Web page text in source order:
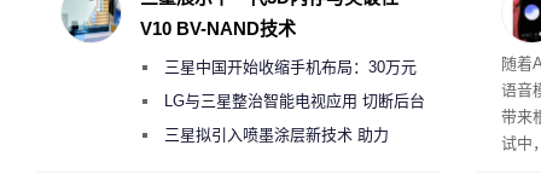
理”
随着
语音
带来
试中
V10 BV-NAND技术
三星中国开始收缩手机布局：30万元
月销售额不达标门店 将被逐步清退
LG与三星整治智能电视应用 切断后台
偷偷共享带宽的违规行为
三星拟引入喷墨涂层新技术 助力